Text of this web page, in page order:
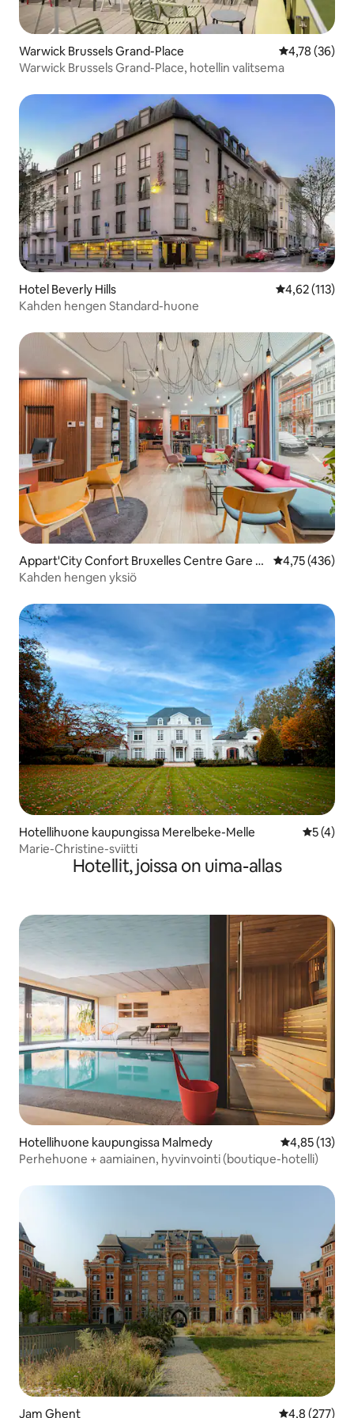
Warwick Brussels Grand-Place
4,78 (36)
Warwick Brussels Grand-Place, hotellin valitsema
Hotel Beverly Hills
4,62 (113)
Kahden hengen Standard-huone
Appart'City Confort Bruxelles Centre Gare d
u Midi
4,75 (436)
Kahden hengen yksiö
Hotellihuone kaupungissa Merelbeke-Melle
5 (4)
Marie-Christine-sviitti
Hotellit, joissa on uima-allas
Hotellihuone kaupungissa Malmedy
4,85 (13)
Perhehuone + aamiainen, hyvinvointi (boutique-hotelli)
Jam Ghent
4,8 (277)